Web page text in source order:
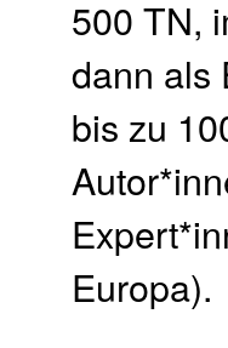
500 TN,
dann als
bis zu
Europa).